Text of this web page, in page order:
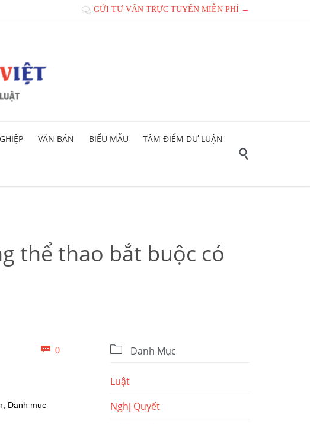
 GỬI TƯ VẤN TRỰC TUYẾN MIỄN PHÍ →
VĂN BẢN BIỂU MẪU TÂM ĐIỂM DƯ LUẬN

thể thao bắt buộc có
 0Bình
Danh mục
 Danh Mục
Luật
Nghị Quyết